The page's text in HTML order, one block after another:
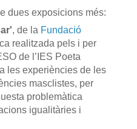
dues exposicions més:
, de la Fundació
realitzada pels i per
de l’IES Poeta
les experiències de les
masclistes, per
problemàtica
igualitàries i